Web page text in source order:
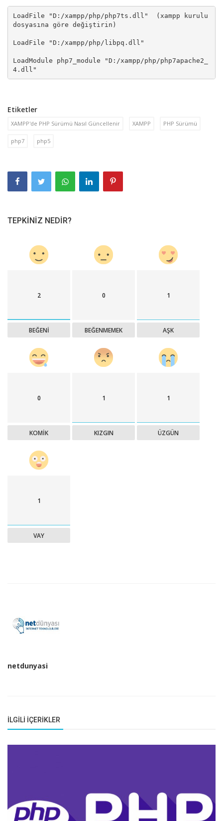
LoadFile "D:/xampp/php/php7ts.dll"  (xampp kurulu
dosyasına göre değiştirin)
LoadFile "D:/xampp/php/libpq.dll"
LoadModule php7_module "D:/xampp/php/php7apache2_
4.dll"
Etiketler
XAMPP'de PHP Sürümü Nasıl Güncellenir XAMPP PHP Sürümü
php7 php5
TEPKINIZ NEDIR?
2
BEĞENI
0
BEĞENMEMEK
1
AŞK
0
KOMIK
1
KIZGIN
1
ÜZGÜN
1
VAY
netdunyasi
İLGILI İÇERIKLER